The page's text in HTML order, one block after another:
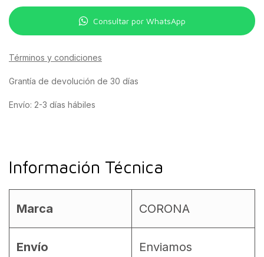
Consultar por WhatsApp
Términos y condiciones
Grantía de devolución de 30 días
Envío: 2-3 días hábiles
Información Técnica
Marca CORONA
Envío
Enviamos